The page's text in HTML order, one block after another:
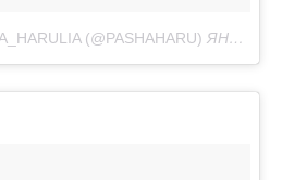
(@PASHAHARU) ЯНВ 30, 2018 AT 3:05 PST